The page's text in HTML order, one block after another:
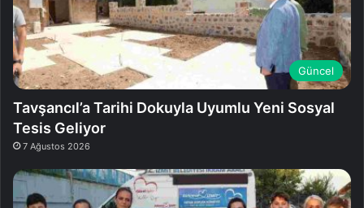
Güncel
Tavşancıl’a Tarihi Dokuyla Uyumlu Yeni Sosyal
Tesis Geliyor
7 Ağustos 2026